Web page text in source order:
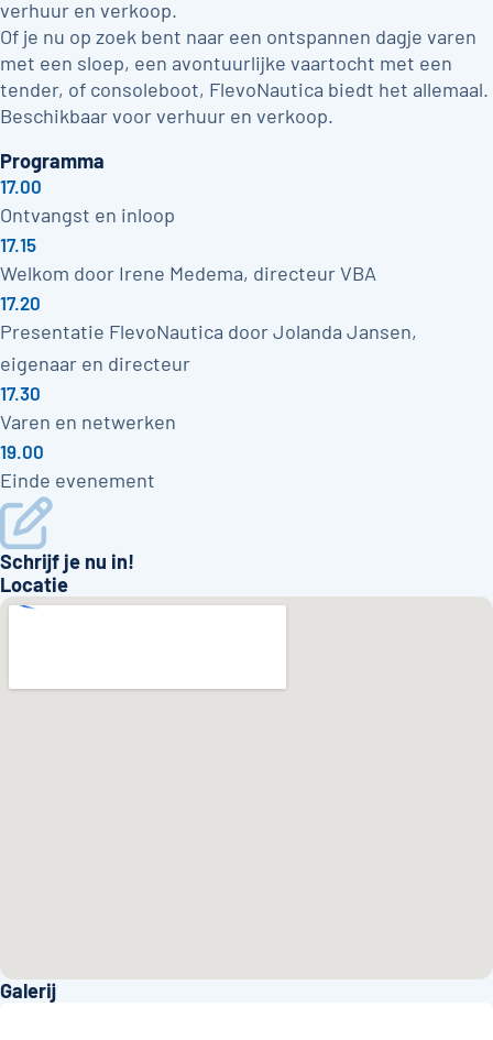
verhuur en verkoop.
Of je nu op zoek bent naar een ontspannen dagje varen
met een sloep, een avontuurlijke vaartocht met een
tender, of consoleboot, FlevoNautica biedt het allemaal.
Beschikbaar voor verhuur en verkoop.
Programma
17.00
Ontvangst en inloop
17.15
Welkom door Irene Medema, directeur VBA
17.20
Presentatie FlevoNautica door Jolanda Jansen,
eigenaar en directeur
17.30
Varen en netwerken
19.00
Einde evenement
Schrijf je nu in!
Locatie
Galerij